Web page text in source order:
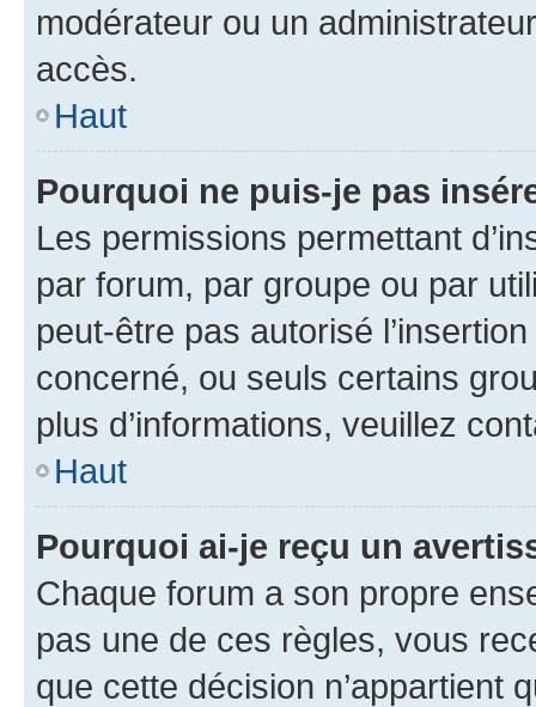
modérateur ou un
accès.
Haut
Pourquoi ne puis-je pas
Les permissions permettant
par forum, par groupe ou par
peut-être pas autorisé
concerné, ou seuls certains
plus d’informations, veuillez
Haut
Pourquoi ai-je reçu un
Chaque forum a son propre
pas une de ces règles, vous
que cette décision n’appartient